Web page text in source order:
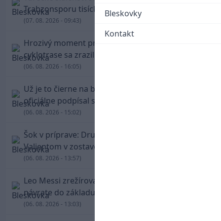
Bleskovky
Kontakt
Trabzonsporu tisícky fanúšikov
(07. 08. 2026 - 09:43)
Hrozivý moment pre Zdena Cháru! Na
cyklotrase sa zrazil s bežcom
(06. 08. 2026 - 16:05)
Už je to čierne na bielom: Mohamed Salah
oficiálne podpísal s Trabzonsporom
(06. 08. 2026 - 15:02)
Šok v príprave: Druholigová Mallorca s
Valjentom v zostave zdolala PSG
(06. 08. 2026 - 13:57)
Leo Messi zrežíroval obrat Interu Miami, pri
návrate do základu strelil dva góly
(06. 08. 2026 - 13:03)